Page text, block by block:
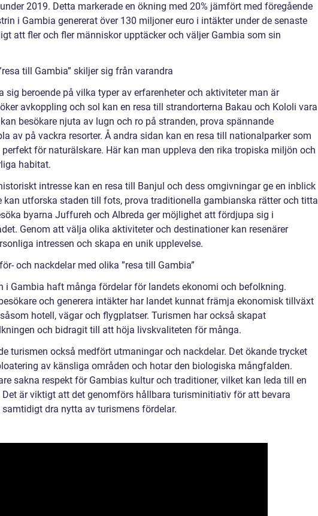
2019. Detta markerade en ökning med 20% jämfört med föregående
i Gambia genererat över 130 miljoner euro i intäkter under de senaste
att fler och fler människor upptäcker och väljer Gambia som sin
till Gambia” skiljer sig från varandra
sig beroende på vilka typer av erfarenheter och aktiviteter man är
avkoppling och sol kan en resa till strandorterna Bakau och Kololi vara
besökare njuta av lugn och ro på stranden, prova spännande
av på vackra resorter. Å andra sidan kan en resa till nationalparker som
perfekt för naturälskare. Här kan man uppleva den rika tropiska miljön och
habitat.
intresse kan en resa till Banjul och dess omgivningar ge en inblick
kan utforska staden till fots, prova traditionella gambianska rätter och titta
byarna Juffureh och Albreda ger möjlighet att fördjupa sig i
Genom att välja olika aktiviteter och destinationer kan resenärer
intressen och skapa en unik upplevelse.
och nackdelar med olika ”resa till Gambia”
i Gambia haft många fördelar för landets ekonomi och befolkning.
och generera intäkter har landet kunnat främja ekonomisk tillväxt
hotell, vägar och flygplatser. Turismen har också skapat
och bidragit till att höja livskvaliteten för många.
turismen också medfört utmaningar och nackdelar. Det ökande trycket
av känsliga områden och hotar den biologiska mångfalden.
sakna respekt för Gambias kultur och traditioner, vilket kan leda till en
är viktigt att det genomförs hållbara turisminitiativ för att bevara
dra nytta av turismens fördelar.